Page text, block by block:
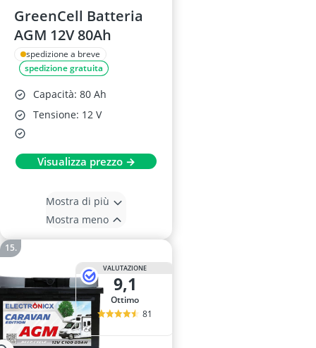
GreenCell Batteria
AGM 12V 80Ah
spedizione a breve
spedizione gratuita
Capacità: 80 Ah
Tensione: 12 V
Visualizza prezzo →
Mostra di più
Mostra meno
VALUTAZIONE
9,1
Ottimo
81